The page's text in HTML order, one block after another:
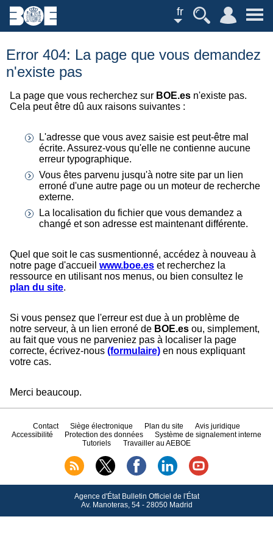
fr
Error 404: La page que vous demandez
n'existe pas
La page que vous recherchez sur BOE.es n'existe pas.
Cela peut être dû aux raisons suivantes :
L'adresse que vous avez saisie est peut-être mal
écrite. Assurez-vous qu'elle ne contienne aucune
erreur typographique.
Vous êtes parvenu jusqu'à notre site par un lien
erroné d'une autre page ou un moteur de recherche
externe.
La localisation du fichier que vous demandez a
changé et son adresse est maintenant différente.
Quel que soit le cas susmentionné, accédez à nouveau à
notre page d'accueil www.boe.es et recherchez la
ressource en utilisant nos menus, ou bien consultez le
plan du site.
Si vous pensez que l'erreur est due à un problème de
notre serveur, à un lien erroné de BOE.es ou, simplement,
au fait que vous ne parveniez pas à localiser la page
correcte, écrivez-nous (formulaire) en nous expliquant
votre cas.
Merci beaucoup.
Contact Siège électronique Plan du site
Avis juridique
Accessibilité
Protection des données
Système de signalement interne
Tutoriels
Travailler au AEBOE
Agence d'État Bulletin Officiel de l'État
Av.Manoteras, 54 - 28050 Madrid